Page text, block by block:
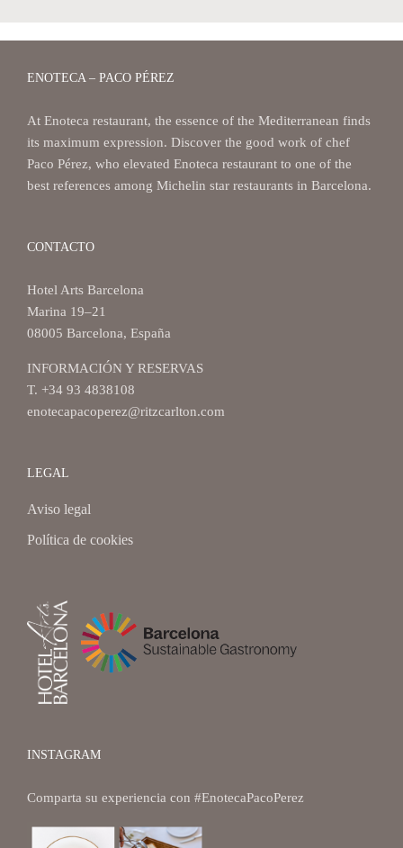
ENOTECA – PACO PÉREZ
At Enoteca restaurant, the essence of the Mediterranean finds
its maximum expression. Discover the good work of chef
Paco Pérez, who elevated Enoteca restaurant to one of the
best references among Michelin star restaurants in Barcelona.
CONTACTO
Hotel Arts Barcelona
Marina 19–21
08005 Barcelona, España
INFORMACIÓN Y RESERVAS
T. +34 93 4838108
enotecapacoperez@ritzcarlton.com
LEGAL
Aviso legal
Política de cookies
INSTAGRAM
Comparta su experiencia con #EnotecaPacoPerez